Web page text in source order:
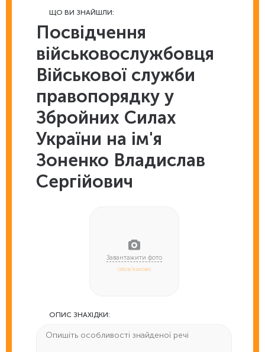
ЩО ВИ ЗНАЙШЛИ:
Посвідчення
військовослужбовця
Військової служби
правопорядку у
Збройних Силах
України на ім'я
Зоненко Владислав
Сергійович
обов'язково
ОПИС ЗНАХІДКИ: